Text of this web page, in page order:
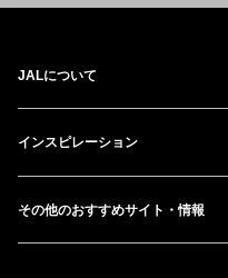
JALについて
インスピレーション
その他のおすすめサイト・情報